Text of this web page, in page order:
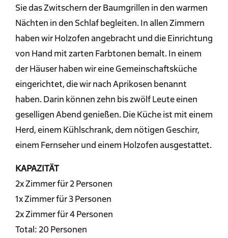
Sie das Zwitschern der Baumgrillen in den warmen
Nächten in den Schlaf begleiten. In allen Zimmern
haben wir Holzofen angebracht und die Einrichtung
von Hand mit zarten Farbtonen bemalt. In einem
der Häuser haben wir eine Gemeinschaftsküche
eingerichtet, die wir nach Aprikosen benannt
haben. Darin können zehn bis zwölf Leute einen
geselligen Abend genießen. Die Küche ist mit einem
Herd, einem Kühlschrank, dem nötigen Geschirr,
einem Fernseher und einem Holzofen ausgestattet.
KAPAZITÄT
2x Zimmer für 2 Personen
1x Zimmer für 3 Personen
2x Zimmer für 4 Personen
Total: 20 Personen